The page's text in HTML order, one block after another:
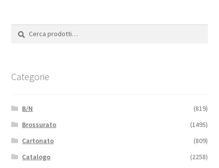
Cerca:
Cerca
Categorie
B/N
(819)
Brossurato
(1495)
Cartonato
(809)
Catalogo
(2258)